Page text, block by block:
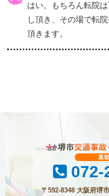
はい。もちろん転院
し頂き、その場で転
頂きます。
072-
〒592-8348 大阪府堺